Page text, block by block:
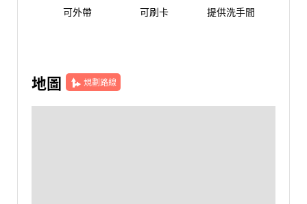
可外帶 可刷卡 提供洗手間
地圖 規劃路線